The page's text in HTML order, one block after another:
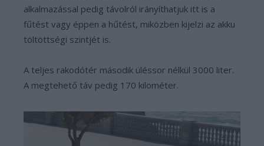
alkalmazással pedig távolról irányíthatjuk itt is a
fűtést vagy éppen a hűtést, miközben kijelzi az akku
töltöttségi szintjét is.
A teljes rakodótér második üléssor nélkül 3000 liter.
A megtehető táv pedig 170 kilométer.